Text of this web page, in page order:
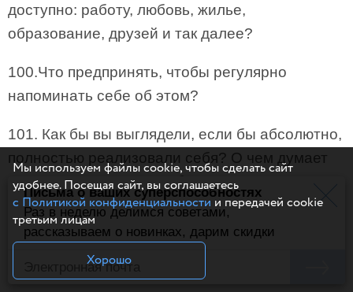
доступно: работу, любовь, жилье,
образование, друзей и так далее?
100.Что предпринять, чтобы регулярно
напоминать себе об этом?
101. Как бы вы выглядели, если бы абсолютно,
полностью реализовали себя? О чем думает
ваша лучшая версия себя? За что она
испытывает благодарность и кого любит?
Первое и самое важное для того, чтобы стать
таким, каким вы хотите, — вообразить этого
будущего себя. Как только это вам удастся, все
Письма о ваших суперспособностях
Раз в неделю делимся советами,
рассказываем о новинках, дарим скидки
Мы используем файлы cookie, чтобы сделать сайт
удобнее. Посещая сайт, вы соглашаетесь
с Политикой конфиденциальностии передачей cookie
третьим лицам
Хорошо